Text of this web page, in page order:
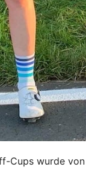
Cups wurde von